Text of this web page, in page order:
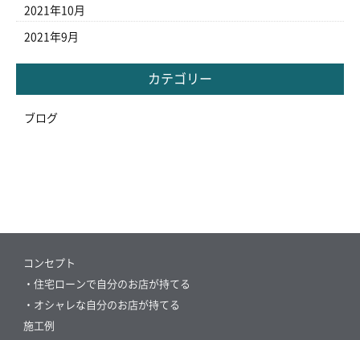
2021年10月
2021年9月
カテゴリー
ブログ
コンセプト
・住宅ローンで自分のお店が持てる
・オシャレな自分のお店が持てる
施工例